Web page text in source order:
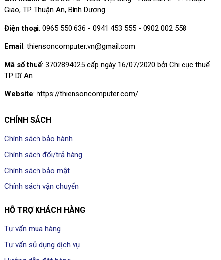
Giao, TP Thuận An, Bình Dương
Điện thoại: 0965 550 636 - 0941 453 555 - 0902 002 558
Email: thiensoncomputer.vn@gmail.com
Mã số thuế: 3702894025 cấp ngày 16/07/2020 bởi Chi cục thuế
TP Dĩ An
Website: https://thiensoncomputer.com/
CHÍNH SÁCH
Chính sách bảo hành
Chính sách đổi/trả hàng
Chính sách bảo mật
Chính sách vận chuyển
HỖ TRỢ KHÁCH HÀNG
Tư vấn mua hàng
Tư vấn sử dụng dịch vụ